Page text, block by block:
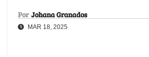
Por Johana Granados
MAR 18, 2025